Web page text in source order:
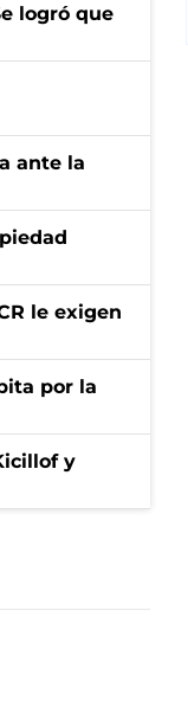
logró que
ante la
le exigen
por la
y